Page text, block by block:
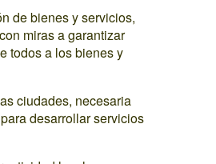
de bienes y servicios,
miras a garantizar
todos a los bienes y
ciudades, necesaria
desarrollar servicios